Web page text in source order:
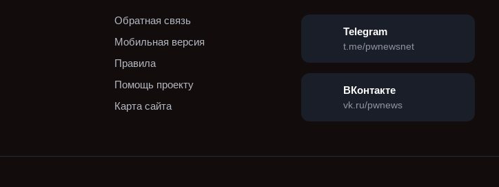
Обратная связь
Мобильная версия
Правила
Помощь проекту
Карта сайта
Telegram
t.me/pwnewsnet
ВКонтакте
vk.ru/pwnews